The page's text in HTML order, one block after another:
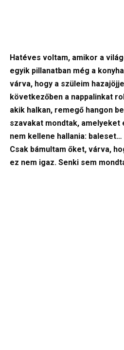
Hatéves voltam, amikor a
egyik pillanatban még a
várva, hogy a szüleim
következőben a nappalinkat
akik halkan, remegő hangon
szavakat mondtak, amelyeket
nem kellene hallania:
Csak bámultam őket, várva,
ez nem igaz. Senki sem